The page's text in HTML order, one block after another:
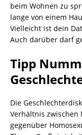
beim Wohnen zu
lange von einem
Vielleicht ist dein
Auch darüber darf
Tipp
Die
Verhältnis zwischen
gegenüber